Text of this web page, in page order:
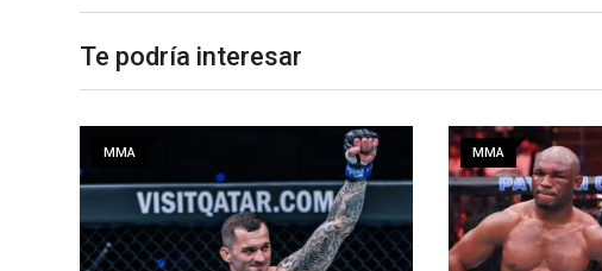
Te podría interesar